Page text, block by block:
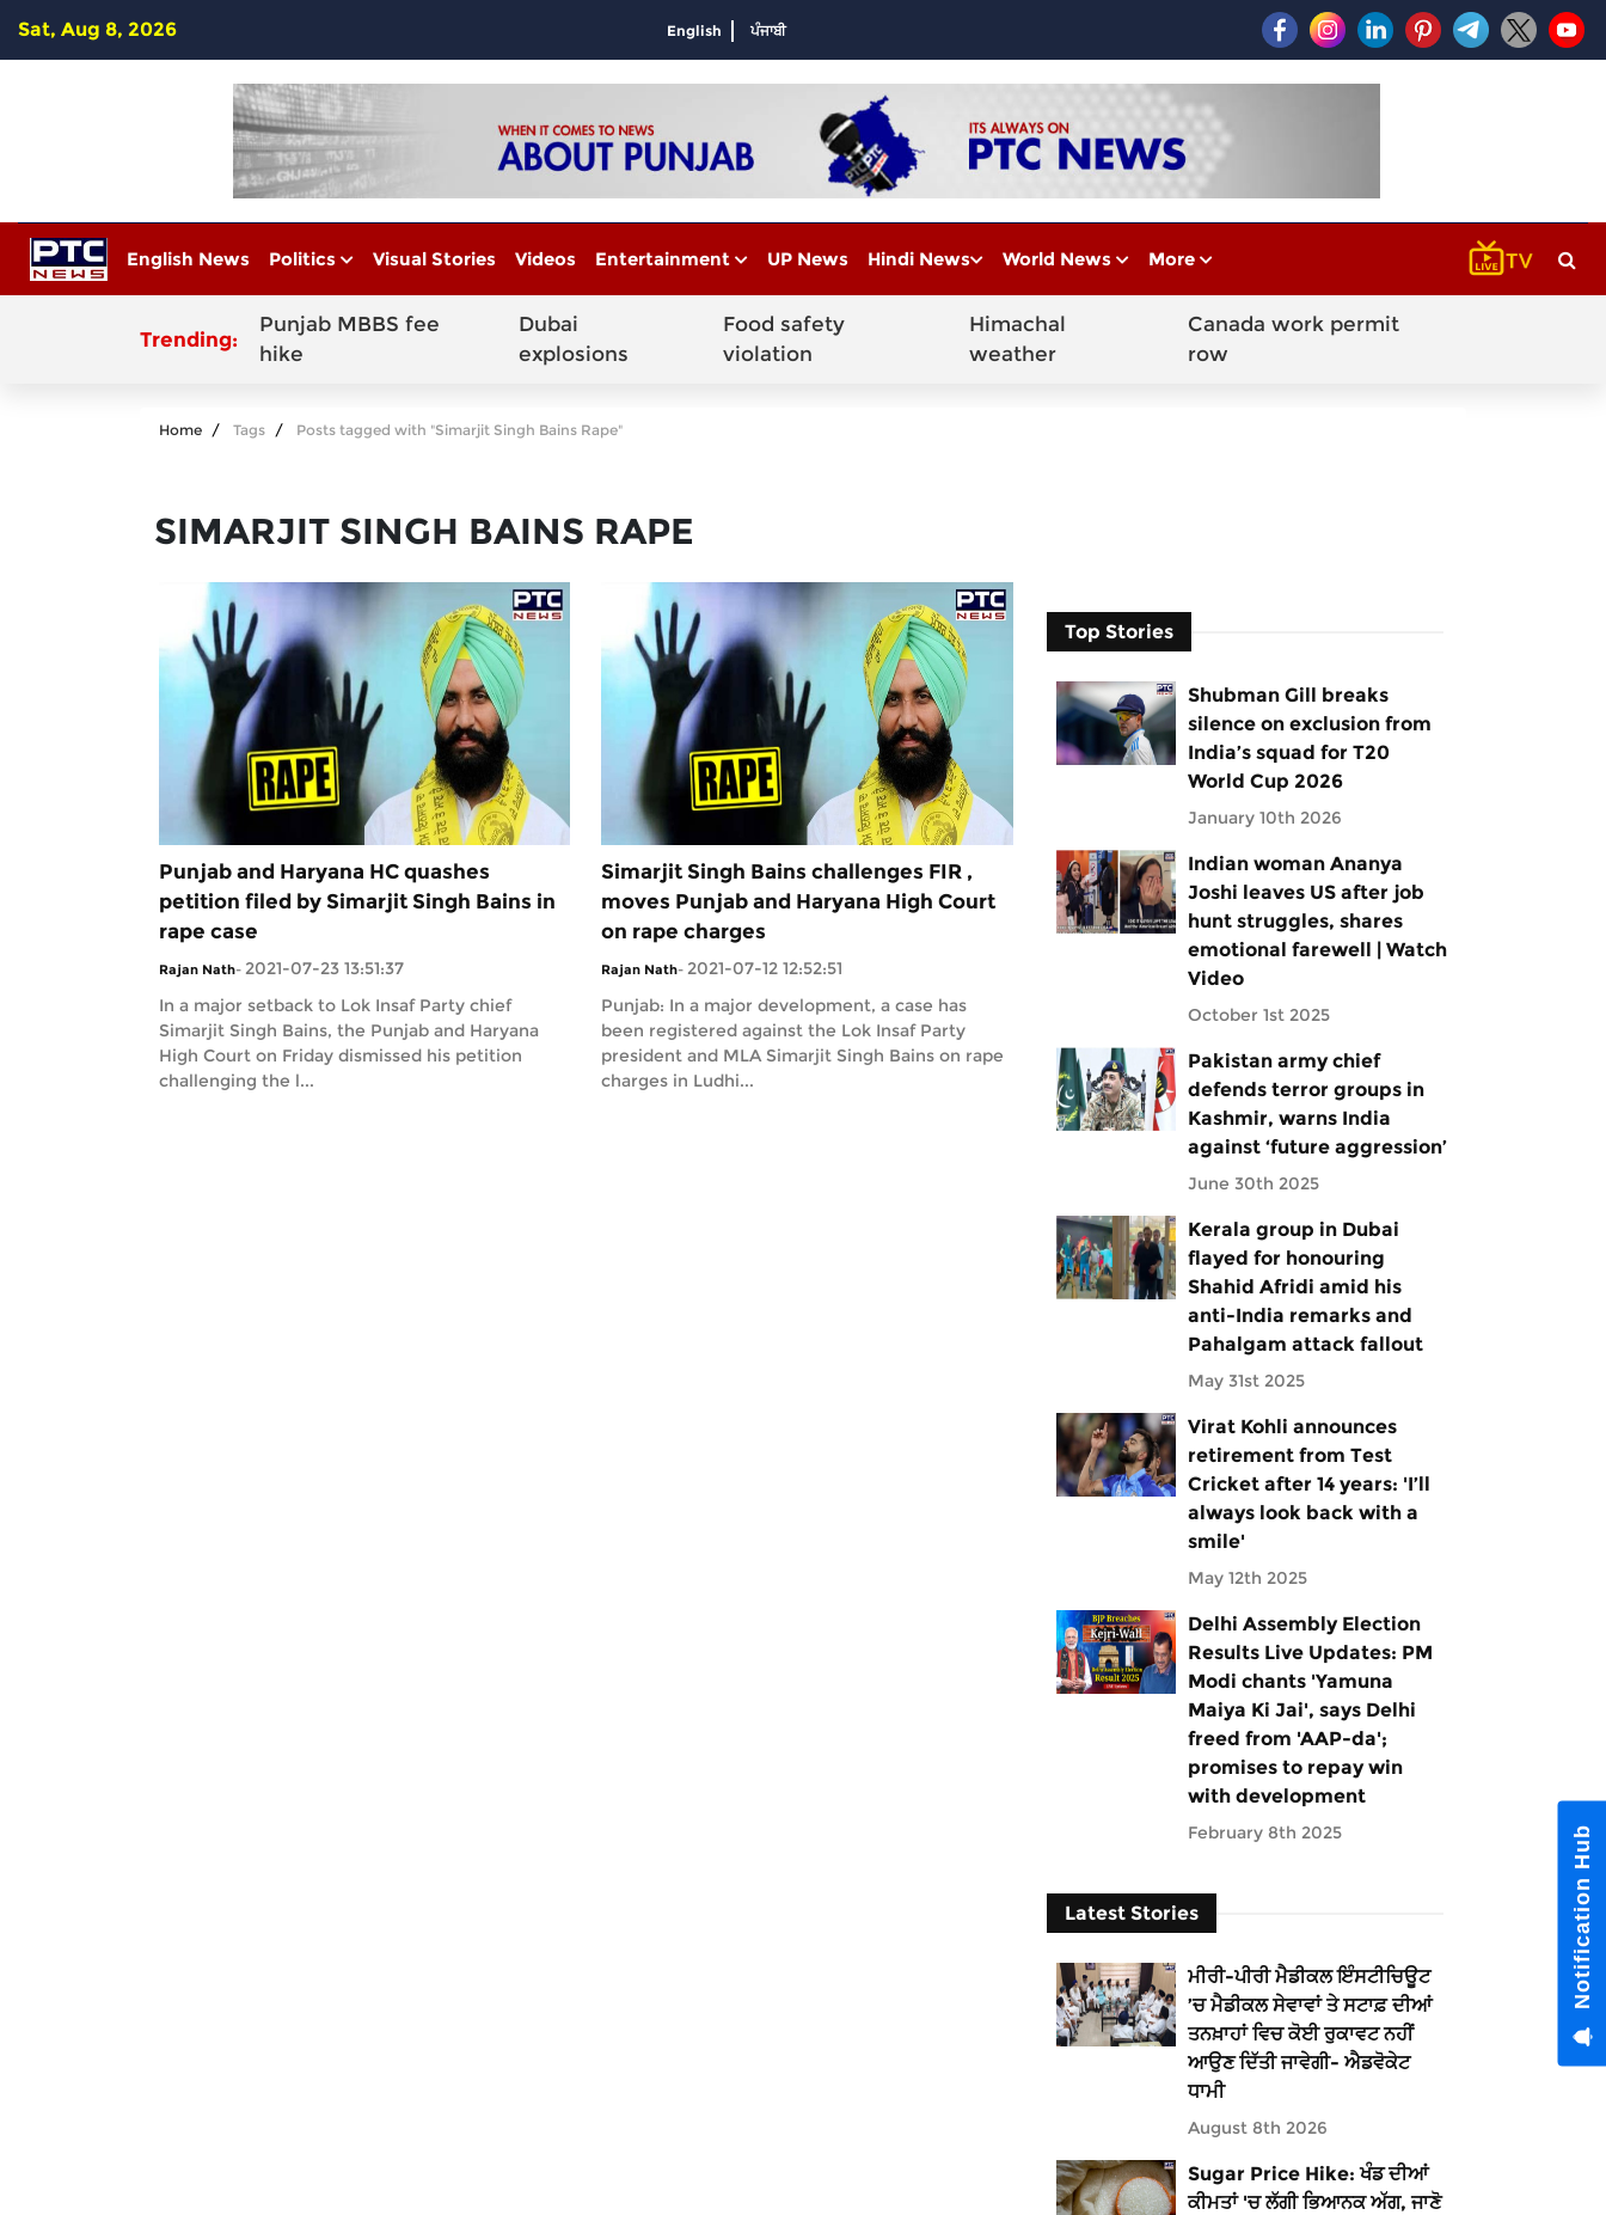
Sat, Aug 8, 2026 English ਪੰਜਾਬੀ
English News Politics Visual Stories Videos Entertainment UP News Hindi News World News More
Trending:
Punjab MBBS fee
hike
Dubai
explosions
Food safety
violation
Himachal
weather
Canada work permit
row
Home Tags Posts tagged with "Simarjit Singh Bains Rape"
SIMARJIT SINGH BAINS RAPE
Punjab and Haryana HC quashes
petition filed by Simarjit Singh Bains in
rape case
Rajan Nath- 2021-07-23 13:51:37
In a major setback to Lok Insaf Party chief
Simarjit Singh Bains, the Punjab and Haryana
High Court on Friday dismissed his petition
challenging the l...
Simarjit Singh Bains challenges FIR ,
moves Punjab and Haryana High Court
on rape charges
Rajan Nath- 2021-07-12 12:52:51
Punjab: In a major development, a case has
been registered against the Lok Insaf Party
president and MLA Simarjit Singh Bains on rape
charges in Ludhi...
Top Stories
Shubman Gill breaks
silence on exclusion from
India’s squad for T20
World Cup 2026
January 10th 2026
Indian woman Ananya
Joshi leaves US after job
hunt struggles, shares
emotional farewell | Watch
Video
October 1st 2025
Pakistan army chief
defends terror groups in
Kashmir, warns India
against ‘future aggression’
June 30th 2025
Kerala group in Dubai
flayed for honouring
Shahid Afridi amid his
anti-India remarks and
Pahalgam attack fallout
May 31st 2025
Virat Kohli announces
retirement from Test
Cricket after 14 years: 'I’ll
always look back with a
smile'
May 12th 2025
Delhi Assembly Election
Results Live Updates: PM
Modi chants 'Yamuna
Maiya Ki Jai', says Delhi
freed from 'AAP-da';
promises to repay win
with development
February 8th 2025
Latest Stories
ਮੀਰੀ-ਪੀਰੀ ਮੈਡੀਕਲ ਇੰਸਟੀਚਿਊਟ
’ਚ ਮੈਡੀਕਲ ਸੇਵਾਵਾਂ ਤੇ ਸਟਾਫ਼ ਦੀਆਂ
ਤਨਖ਼ਾਹਾਂ ਵਿਚ ਕੋਈ ਰੁਕਾਵਟ ਨਹੀਂ
ਆਉਣ ਦਿੱਤੀ ਜਾਵੇਗੀ- ਐਡਵੋਕੇਟ
ਧਾਮੀ
August 8th 2026
Sugar Price Hike: ਖੰਡ ਦੀਆਂ
ਕੀਮਤਾਂ 'ਚ ਲੱਗੀ ਭਿਆਨਕ ਅੱਗ, ਜਾਣੋ
Notification Hub